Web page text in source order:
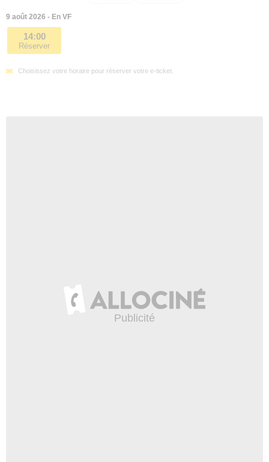
9 août 2026 - En VF
14:00
Réserver
Choisissez votre horaire pour réserver votre e-ticket.